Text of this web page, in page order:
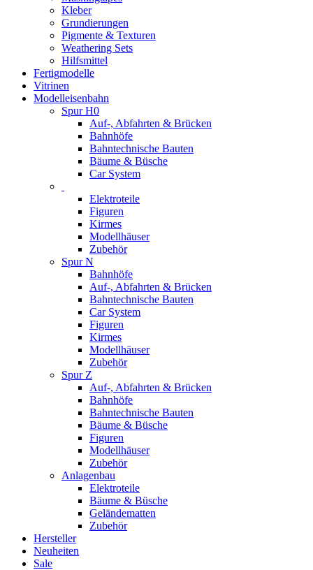
Kleber
Grundierungen
Pigmente & Texturen
Weathering Sets
Hilfsmittel
Fertigmodelle
Vitrinen
Modelleisenbahn
Spur H0
Auf-, Abfahrten & Brücken
Bahnhöfe
Bahntechnische Bauten
Bäume & Büsche
Car System
Elektroteile
Figuren
Kirmes
Modellhäuser
Zubehör
Spur N
Bahnhöfe
Auf-, Abfahrten & Brücken
Bahntechnische Bauten
Car System
Figuren
Kirmes
Modellhäuser
Zubehör
Spur Z
Auf-, Abfahrten & Brücken
Bahnhöfe
Bahntechnische Bauten
Bäume & Büsche
Figuren
Modellhäuser
Zubehör
Anlagenbau
Elektroteile
Bäume & Büsche
Geländematten
Zubehör
Hersteller
Neuheiten
Sale